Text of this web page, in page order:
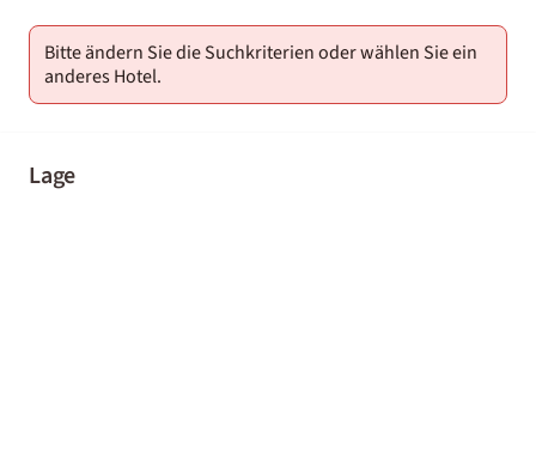
Bitte ändern Sie die Suchkriterien oder wählen Sie ein
anderes Hotel.
Lage